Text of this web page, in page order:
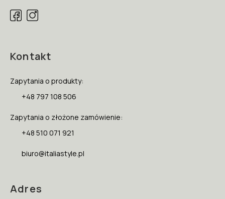
Kontakt
Zapytania o produkty:
+48 797 108 506
Zapytania o złożone zamówienie:
+48 510 071 921
biuro@italiastyle.pl
Adres